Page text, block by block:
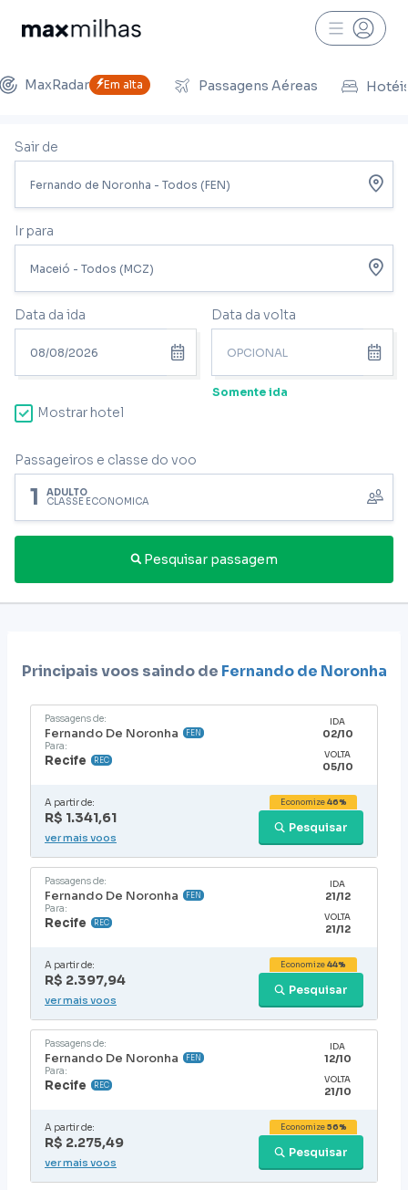
MaxRadar Em alta Passagens Aéreas
Sair de
Ir para
Data da ida Data da volta
Somente ida
Mostrar hotel
Passageiros e classe do voo
1 ADULTO
CLASSE ECONÔMICA
Pesquisar passagem
Principais voos saindo de Fernando de Noronha
Passagens de:
Fernando De Noronha FEN
Para:
Recife REC
IDA
02/10
VOLTA
05/10
A partir de:
R$ 1.341,61
Pesquisar
Economize46%
ver mais voos
Passagens de:
Fernando De Noronha FEN
Para:
Recife REC
IDA
21/12
VOLTA
21/12
A partir de:
R$ 2.397,94
Pesquisar
Economize44%
ver mais voos
Passagens de:
Fernando De Noronha FEN
Para:
Recife REC
IDA
12/10
VOLTA
21/10
A partir de:
R$ 2.275,49
Pesquisar
Economize56%
ver mais voos